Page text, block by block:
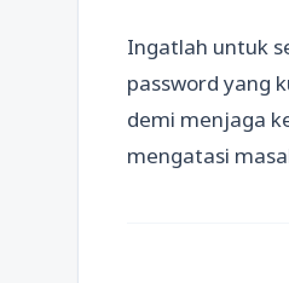
Ingatlah untuk
password yang
demi menjaga
mengatasi